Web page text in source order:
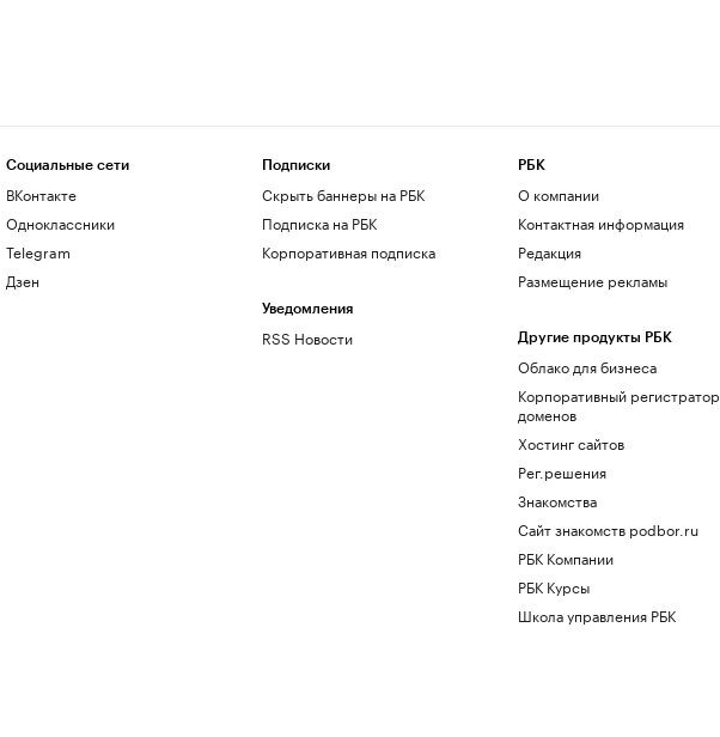
Социальные сети
ВКонтакте
Одноклассники
Telegram
Дзен
Подписки
Скрыть баннеры на РБК
Подписка на РБК
Корпоративная подписка
Уведомления
RSS Новости
РБК
О компании
Контактная информация
Редакция
Размещение рекламы
Другие продукты РБК
Облако для бизнеса
Корпоративный регистратор
доменов
Хостинг сайтов
Рег.решения
Знакомства
Сайт знакомств podbor.ru
РБК Компании
РБК Курсы
Школа управления РБК